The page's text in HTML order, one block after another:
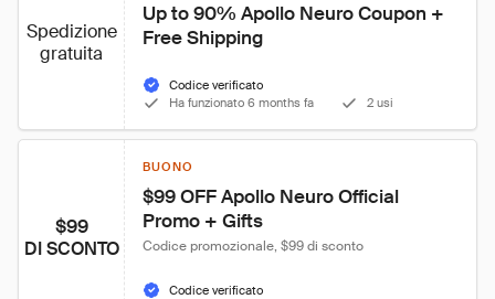
Spedizione
gratuita
Up to 90% Apollo Neuro Coupon +
Free Shipping
Codice verificato
Ha funzionato 6 months fa
2 usi
$99
DI SCONTO
BUONO
$99 OFF Apollo Neuro Official
Promo + Gifts
Codice promozionale, $99 di sconto
Codice verificato